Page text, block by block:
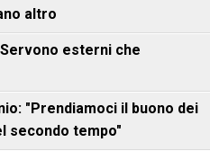
altro
esterni che
"Prendiamoci il buono dei
secondo tempo"